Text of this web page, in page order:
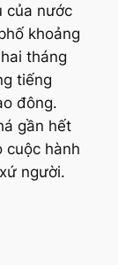
của nước
khoảng
tháng
tiếng
đông.
gần hết
cuộc hành
người.